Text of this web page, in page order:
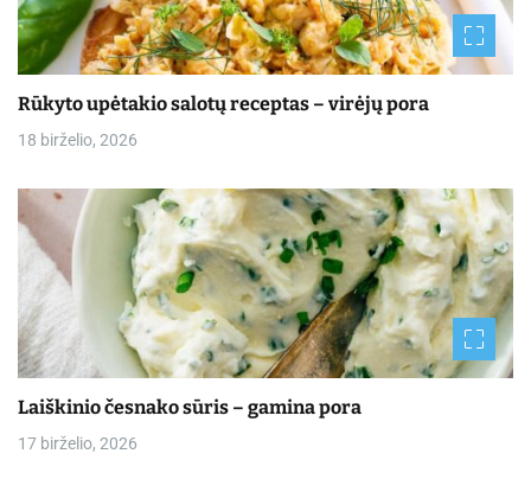
Rūkyto upėtakio salotų receptas – virėjų pora
18 birželio, 2026
Laiškinio česnako sūris – gamina pora
17 birželio, 2026